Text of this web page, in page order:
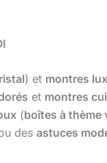
) et montres
et montres
(boîtes à thème
des astuces